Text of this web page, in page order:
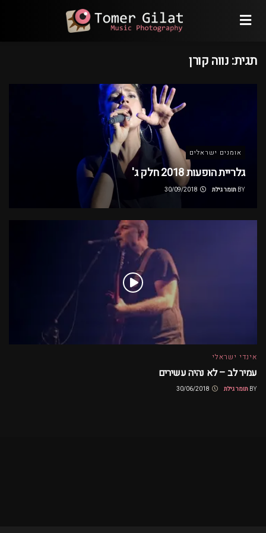
תגית: נווה קורן
אומנים ישראלים
גלריית הופעות 2018 חלק ג'
BY תומר גילת
אינדי ישראלי
עמיר לב – לא נהיה עשירים
BY תומר גילת